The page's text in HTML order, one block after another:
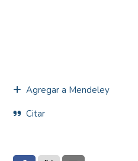
Agregar a Mendeley
Citar